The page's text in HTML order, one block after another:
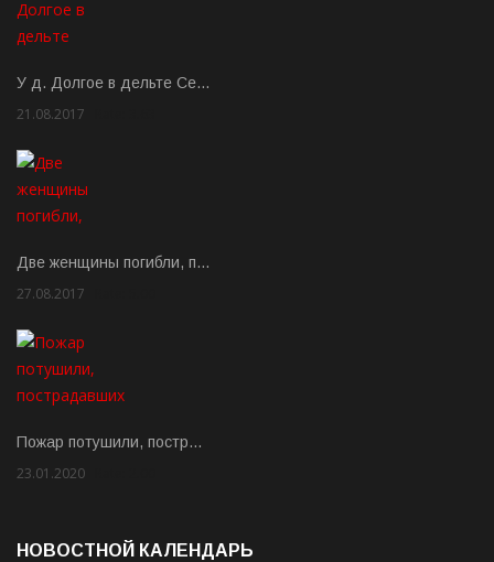
У д. Долгое в дельте Се…
21.08.2017
Две женщины погибли, п…
27.08.2017
Пожар потушили, постр…
23.01.2020
НОВОСТНОЙ КАЛЕНДАРЬ